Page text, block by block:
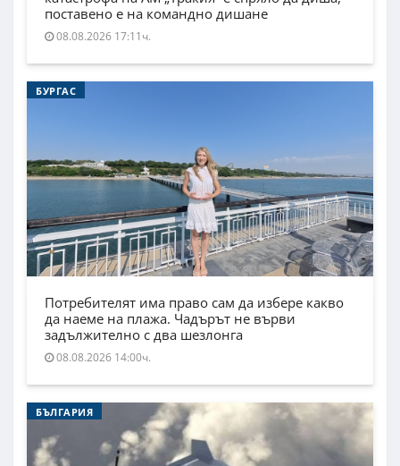
поставено е на командно дишане
08.08.2026 17:11ч.
БУРГАС
Потребителят има право сам да избере какво
да наеме на плажа. Чадърът не върви
задължително с два шезлонга
08.08.2026 14:00ч.
БЪЛГАРИЯ